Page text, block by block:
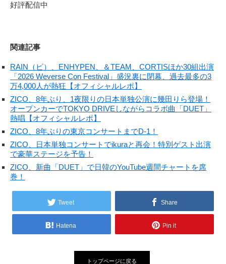
好評配信中
関連記事
RAIN（ピ）、ENHYPEN、＆TEAM、CORTISほか30組出演
「2026 Weverse Con Festival」盛況裏に閉幕、過去最多の3
万4,000人が熱狂【オフィシャルレポ】
ZICO、8年ぶり、1夜限りの日本単独公演に幾田りら登場！
オープンカーでTOKYO DRIVEしながらコラボ曲「DUET」
熱唱【オフィシャルレポ】
ZICO、8年ぶりの東京コンサートまでD-1！
ZICO、日本単独コンサートでikuraと再会！特別ゲスト出演
で豪華ステージを予告！
ZICO、新曲「DUET」で日韓のYouTube週間チャートを席
巻！
Tweet Share
Hatena Pin it
トップページに戻る